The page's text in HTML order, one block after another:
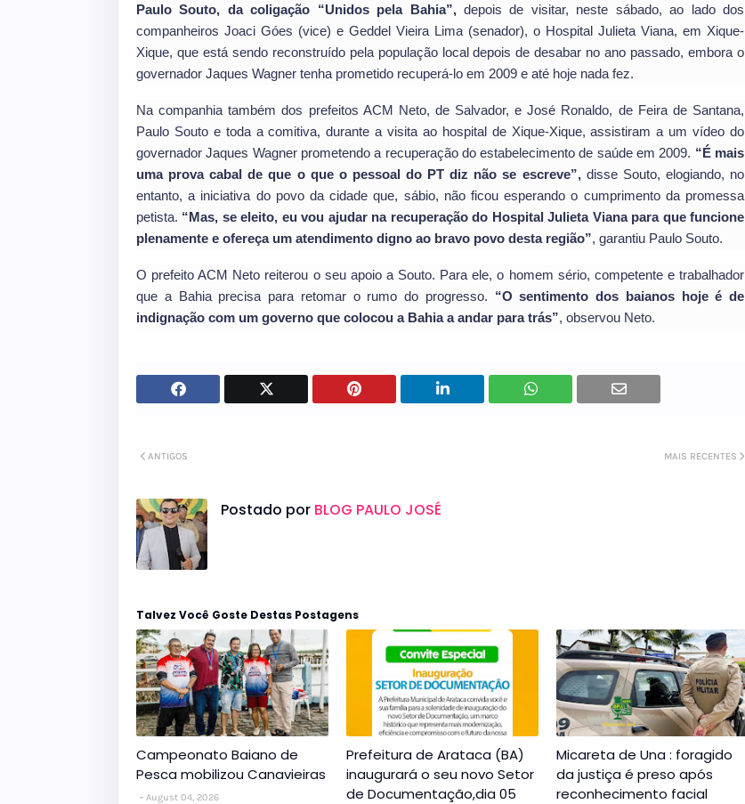
Paulo Souto, da coligação “Unidos pela Bahia”,depois de visitar, neste sábado, ao lado dos
companheiros Joaci Góes (vice) e Geddel Vieira Lima (senador), o Hospital Julieta Viana, em Xique-
Xique, que está sendo reconstruído pela população local depois de desabar no ano passado, embora o
governador Jaques Wagner tenha prometido recuperá-lo em 2009 e até hoje nada fez.
Na companhia também dos prefeitos ACM Neto, de Salvador, e José Ronaldo, de Feira de Santana,
Paulo Souto e toda a comitiva, durante a visita ao hospital de Xique-Xique, assistiram a um vídeo do
governador Jaques Wagner prometendo a recuperação do estabelecimento de saúde em 2009. “É mais
uma prova cabal de que o que o pessoal do PT diz não se escreve”,disse Souto, elogiando, no
entanto, a iniciativa do povo da cidade que, sábio, não ficou esperando o cumprimento da promessa
petista. “Mas, se eleito, eu vou ajudar na recuperação do Hospital Julieta Viana para que funcione
plenamente e ofereça um atendimento digno ao bravo povo desta região”, garantiu Paulo Souto.
O prefeito ACM Neto reiterou o seu apoio a Souto. Para ele, o homem sério, competente e trabalhador
que a Bahia precisa para retomar o rumo do progresso. “O sentimento dos baianos hoje é de
indignação com um governo que colocou a Bahia a andar para trás”, observou Neto.
MAIS RECENTES
ANTIGOS
Postado por BLOG PAULO JOSÉ
Talvez Você Goste Destas Postagens
Campeonato Baiano de
Pesca mobilizou Canavieiras
August 04, 2026
Prefeitura de Arataca (BA)
inaugurará o seu novo Setor
de Documentação,dia 05
Micareta de Una : foragido
da justiça é preso após
reconhecimento facial